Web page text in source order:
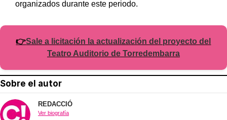
organizados durante este periodo.
👉Sale a licitación la actualización del proyecto del
Teatro Auditorio de Torredembarra
Sobre el autor
REDACCIÓ
Ver biografía